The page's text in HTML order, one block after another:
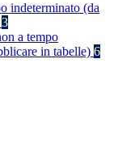
indeterminato (da
3
a tempo
in tabelle) 6